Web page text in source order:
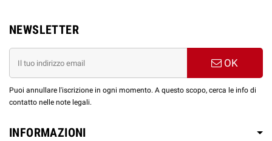
NEWSLETTER
OK
Puoi annullare l'iscrizione in ogni momento. A questo scopo, cerca le info di
contatto nelle note legali.
INFORMAZIONI